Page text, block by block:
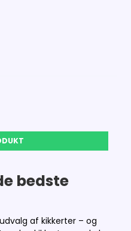
bedste
af kikkerter – og